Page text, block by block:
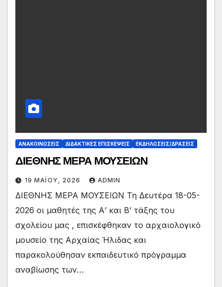
ΑΝΑΚΟΙΝΏΣΕΙΣ ΔΙΔΑΚΤΙΚΈΣ ΕΠΙΣΚΈΨΕΙΣ ΕΚΔΗΛΏΣΕΙΣ/ΔΡΆΣΕΙΣ
ΔΙΕΘΝΗΣ ΜΕΡΑ ΜΟΥΣΕΙΩΝ
19 ΜΑΪ́ΟΥ, 2026 ADMIN
ΔΙΕΘΝΗΣ ΜΕΡΑ ΜΟΥΣΕΙΩΝ Τη Δευτέρα 18-05-
2026 οι μαθητές της Α’ και Β’ τάξης του
σχολείου μας , επισκέφθηκαν το αρχαιολογικό
μουσείο της Αρχαίας Ήλιδας και
παρακολούθησαν εκπαιδευτικό πρόγραμμα
αναβίωσης των…